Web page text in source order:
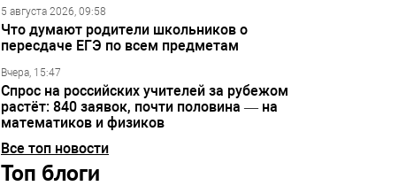
5 августа 2026, 09:58
Что думают родители школьников о
пересдаче ЕГЭ по всем предметам
Вчера, 15:47
Спрос на российских учителей за рубежом
растёт: 840 заявок, почти половина — на
математиков и физиков
Все топ новости
Топ блоги